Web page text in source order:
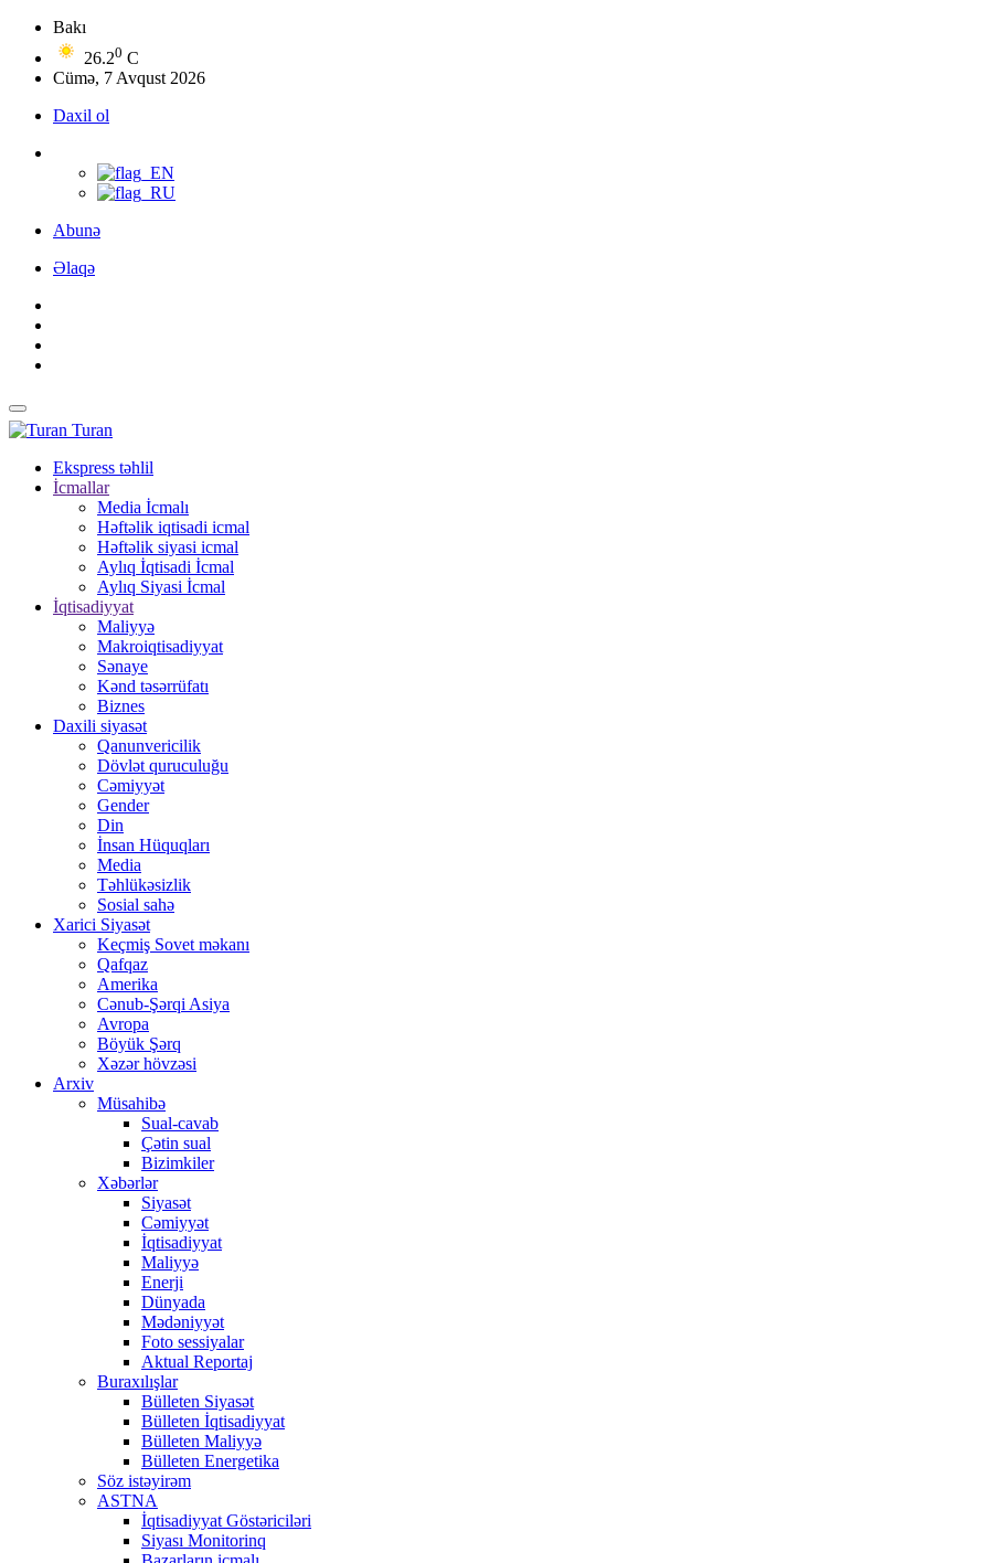
Bakı
26.20 C
Cümə, 7 Avqust 2026
Daxil ol
Abunə
Əlaqə
Turan
Ekspress təhlil
İcmallar
Media İcmalı
Həftəlik iqtisadi icmal
Həftəlik siyasi icmal
Aylıq İqtisadi İcmal
Aylıq Siyasi İcmal
İqtisadiyyat
Maliyyə
Makroiqtisadiyyat
Sənaye
Kənd təsərrüfatı
Biznes
Daxili siyasət
Qanunvericilik
Dövlət quruculuğu
Cəmiyyət
Gender
Din
İnsan Hüquqları
Media
Təhlükəsizlik
Sosial sahə
Xarici Siyasət
Keçmiş Sovet məkanı
Qafqaz
Amerika
Cənub-Şərqi Asiya
Avropa
Böyük Şərq
Xəzər hövzəsi
Arxiv
Müsahibə
Sual-cavab
Çətin sual
Bizimkiler
Xəbərlər
Siyasət
Cəmiyyət
İqtisadiyyat
Maliyyə
Enerji
Dünyada
Mədəniyyət
Foto sessiyalar
Aktual Reportaj
Buraxılışlar
Bülleten Siyasət
Bülleten İqtisadiyyat
Bülleten Maliyyə
Bülleten Energetika
Söz istəyirəm
ASTNA
İqtisadiyyat Göstəriciləri
Siyası Monitorinq